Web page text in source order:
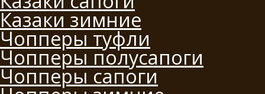
Казаки зимние
Чопперы туфли
Чопперы полусапоги
Чопперы сапоги